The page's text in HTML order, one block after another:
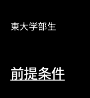
東大学部生
前提条件